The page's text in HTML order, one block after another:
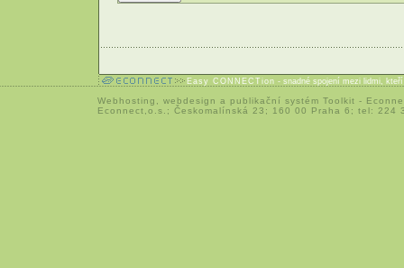
Easy CONNECTion - snadné spojení mezi lidmi,
Webhosting webdesign a publikační systém Toolkit -
Econnect,o.s.; Českomalínská 23; 160 00 Praha 6; tel: 224